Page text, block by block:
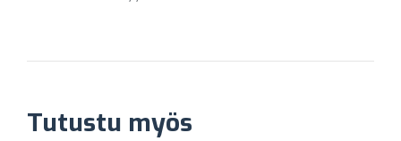
Tutustu myös